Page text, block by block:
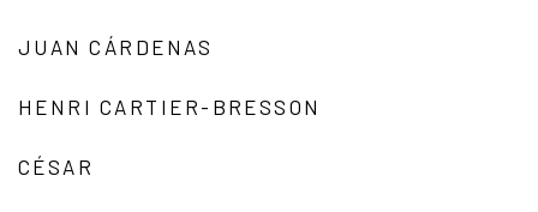
JUAN CÁRDENAS
HENRI CARTIER-BRESSON
CÉSAR